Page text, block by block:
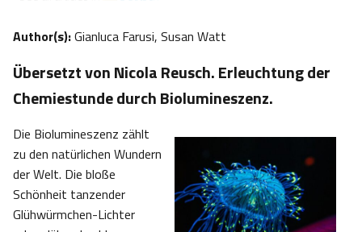
Author(s):Gianluca Farusi, Susan Watt
Übersetzt von Nicola Reusch. Erleuchtung der
Chemiestunde durch Biolumineszenz.
Die Biolumineszenz zählt
zu den natürlichen Wundern
der Welt. Die bloße
Schönheit tanzender
Glühwürmchen-Lichter